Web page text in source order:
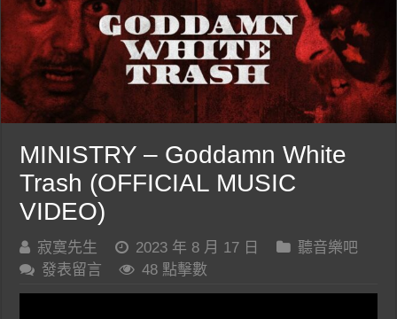
MINISTRY – Goddamn White
Trash (OFFICIAL MUSIC
VIDEO)
寂寞先生 2023 年 8 月 17 日
聽音樂吧
發表留言
48 點擊數